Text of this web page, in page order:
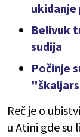
ukidanje
Belivuk
sudija
Počinje
Reč je o
u Atini gde su